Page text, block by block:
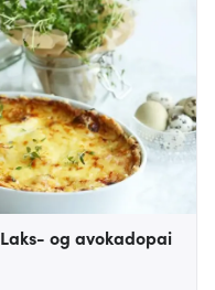
Laks- og avokadopai